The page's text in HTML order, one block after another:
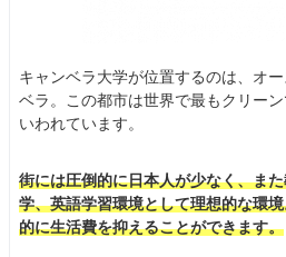
キャンベラ大学が位置するのは、オ
ベラ。この都市は世界で最もクリー
いわれています。
街には圧倒的に日本人が少なく、ま
学、英語学習環境として理想的な環
的に生活費を抑えることができます。